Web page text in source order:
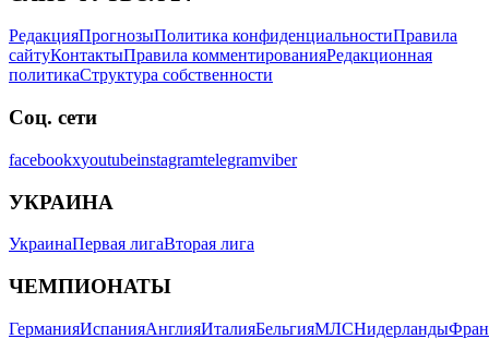
РедакцияПрогнозыПолитика конфиденциальностиПравила
сайтуКонтактыПравила комментированияРедакционная
политикаСтруктура собственности
Соц. сети
facebookxyoutubeinstagramtelegramviber
УКРАИНА
УкраинаПервая лигаВторая лига
ЧЕМПИОНАТЫ
ГерманияИспанияАнглияИталияБельгияМЛСНидерланды